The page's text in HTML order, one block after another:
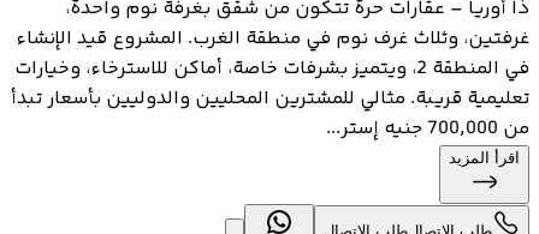
ذا أوريا – عقارات حرة تتكون من شقق بغرفة نوم واحدة،
غرفتين، وثلاث غرف نوم في منطقة الغرب. المشروع قيد الإنشاء
في المنطقة 2، ويتميز بشرفات خاصة، أماكن للاسترخاء، وخيارات
تعليمية قريبة. مثالي للمشترين المحليين والدوليين بأسعار تبدأ
من 700,000 جنيه إستر...
اقرأ المزيد